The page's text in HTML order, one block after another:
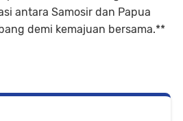
antara Samosir dan Papua
demi kemajuan bersama.**